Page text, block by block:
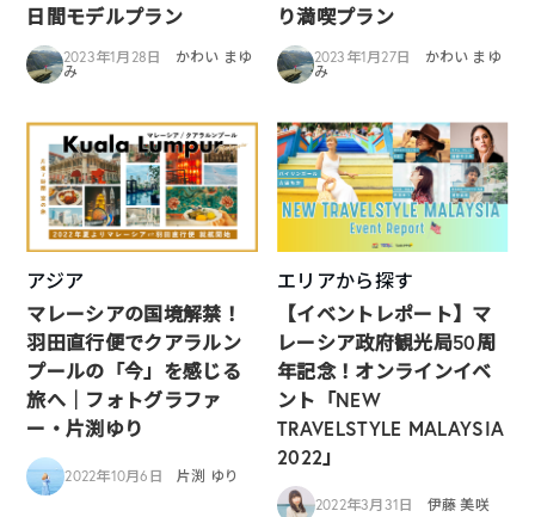
日間モデルプラン
2023年1月28日
かわい まゆ
み
り満喫プラン
2023年1月27日
かわい まゆ
み
アジア
マレーシアの国境解禁！
羽田直行便でクアラルン
プールの「今」を感じる
旅へ｜フォトグラファ
ー・片渕ゆり
2022年10月6日 片渕 ゆり
エリアから探す
【イベントレポート】マ
レーシア政府観光局50周
年記念！オンラインイベ
ント「NEW
TRAVELSTYLE MALAYSIA
2022」
2022年3月31日 伊藤 美咲